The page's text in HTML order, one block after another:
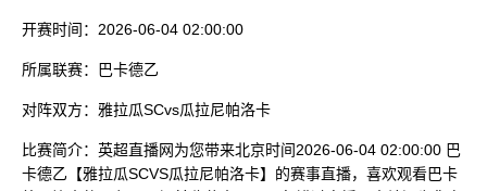
开赛时间： 2026-06-04 02:00:00
所属联赛： 巴卡德乙
对阵双方： 雅拉瓜SCvs瓜拉尼帕洛卡
比赛简介： 英超直播网为您带来北京时间2026-06-04 02:00:00 巴
卡德乙【雅拉瓜SCVS瓜拉尼帕洛卡】的赛事直播，喜欢观看巴卡